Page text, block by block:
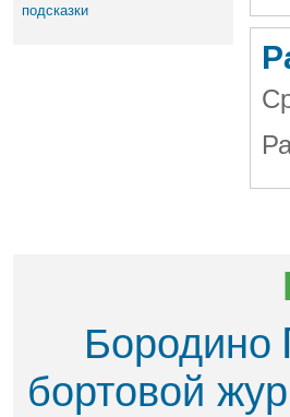
подсказки
Бородино
бортовой